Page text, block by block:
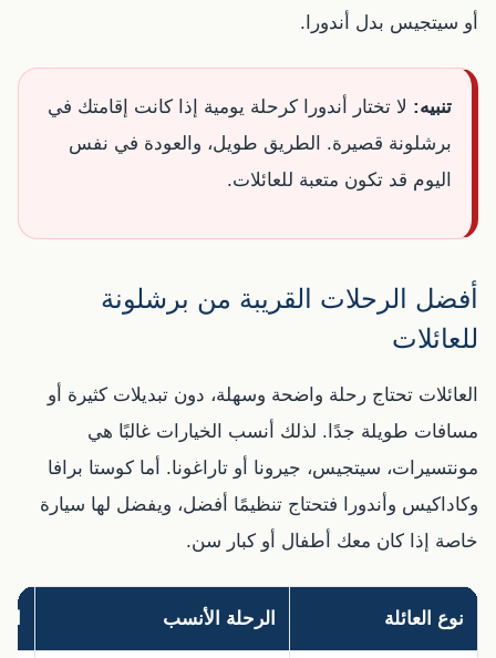
أو سيتجيس بدل أندورا.
تنبيه: لا تختار أندورا كرحلة يومية إذا كانت إقامتك في
برشلونة قصيرة. الطريق طويل، والعودة في نفس
اليوم قد تكون متعبة للعائلات.
أفضل الرحلات القريبة من برشلونة
للعائلات
العائلات تحتاج رحلة واضحة وسهلة، دون تبديلات كثيرة أو
مسافات طويلة جدًا. لذلك أنسب الخيارات غالبًا هي
مونتسيرات، سيتجيس، جيرونا أو تاراغونا. أما كوستا برافا
وكاداكيس وأندورا فتحتاج تنظيمًا أفضل، ويفضل لها سيارة
خاصة إذا كان معك أطفال أو كبار سن.
نوع العائلة الرحلة الأنسب